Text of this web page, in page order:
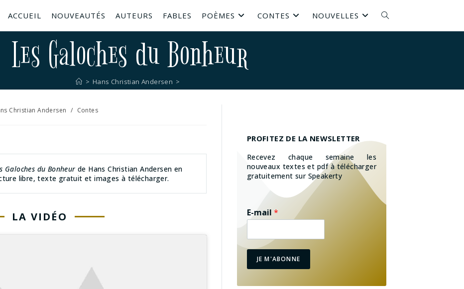
ACCUEIL NOUVEAUTÉS AUTEURS FABLES POÈMES CONTES NOUVELLES
Les Galoches du Bonheur
> Hans Christian Andersen >
Christian Andersen / Contes
Galoches du Bonheur de Hans Christian Andersen en
libre, texte gratuit et images à télécharger.
LA VIDÉO
PROFITEZ DE LA NEWSLETTER
Recevez chaque semaine les
nouveaux textes et pdf à télécharger
gratuitement sur Speakerty
E-mail *
JE M'ABONNE